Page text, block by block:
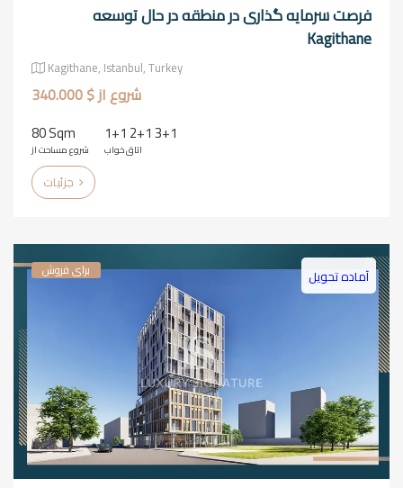
فرصت سرمایه گذاری در منطقه در حال توسعه
Kagithane
Kagithane, Istanbul, Turkey
شروع از $ 340.000
80 Sqm
شروع مساحت از
1+1 2+1 3+1
اتاق خواب
برای فروش آماده تحویل